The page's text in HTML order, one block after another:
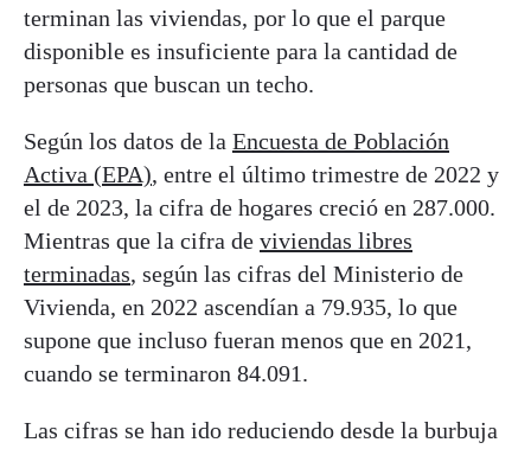
terminan las viviendas, por lo que el parque
disponible es insuficiente para la cantidad de
personas que buscan un techo.
Según los datos de la Encuesta de Población
Activa (EPA), entre el último trimestre de 2022 y
el de 2023, la cifra de hogares creció en 287.000.
Mientras que la cifra de viviendas libres
terminadas, según las cifras del Ministerio de
Vivienda, en 2022 ascendían a 79.935, lo que
supone que incluso fueran menos que en 2021,
cuando se terminaron 84.091.
Las cifras se han ido reduciendo desde la burbuja